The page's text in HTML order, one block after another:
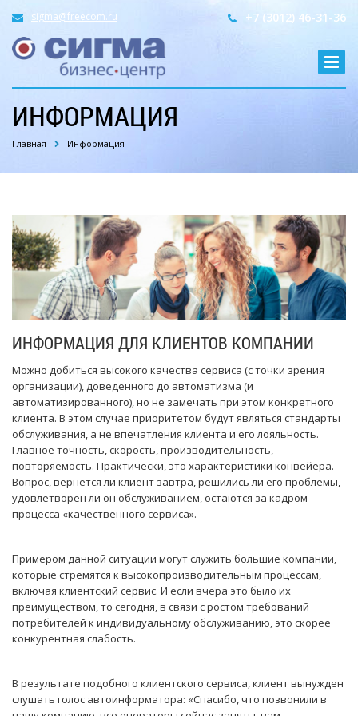
+7 (3012) 46-31-36
sigma@freecom.ru
ИНФОРМАЦИЯ
Главная Информация
ИНФОРМАЦИЯ ДЛЯ КЛИЕНТОВ КОМПАНИИ
Можно добиться высокого качества сервиса (с точки зрения
организации), доведенного до автоматизма (и
автоматизированного), но не замечать при этом конкретного
клиента. В этом случае приоритетом будут являться стандарты
обслуживания, а не впечатления клиента и его лояльность.
Главное точность, скорость, производительность,
повторяемость. Практически, это характеристики конвейера.
Вопрос, вернется ли клиент завтра, решились ли его проблемы,
удовлетворен ли он обслуживанием, остаются за кадром
процесса «качественного сервиса».
Примером данной ситуации могут служить большие компании,
которые стремятся к высокопроизводительным процессам,
включая клиентский сервис. И если вчера это было их
преимуществом, то сегодня, в связи с ростом требований
потребителей к индивидуальному обслуживанию, это скорее
конкурентная слабость.
В результате подобного клиентского сервиса, клиент вынужден
слушать голос автоинформатора: «Спасибо, что позвонили в